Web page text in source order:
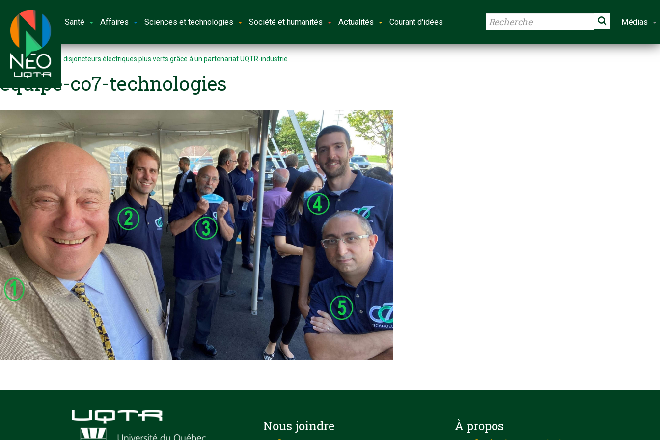
Santé Affaires Sciences et technologies Société et humanités Actualités Courant d'idées Médias
Accueil Créer des disjoncteurs électriques plus verts grâce à un partenariat UQTR-industrie
equipe-co7-technologies
Nous joindre À propos